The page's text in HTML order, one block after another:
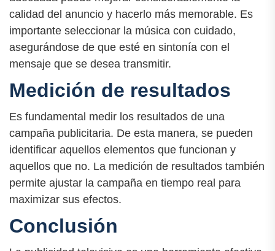
calidad del anuncio y hacerlo más memorable. Es
importante seleccionar la música con cuidado,
asegurándose de que esté en sintonía con el
mensaje que se desea transmitir.
Medición de resultados
Es fundamental medir los resultados de una
campaña publicitaria. De esta manera, se pueden
identificar aquellos elementos que funcionan y
aquellos que no. La medición de resultados también
permite ajustar la campaña en tiempo real para
maximizar sus efectos.
Conclusión